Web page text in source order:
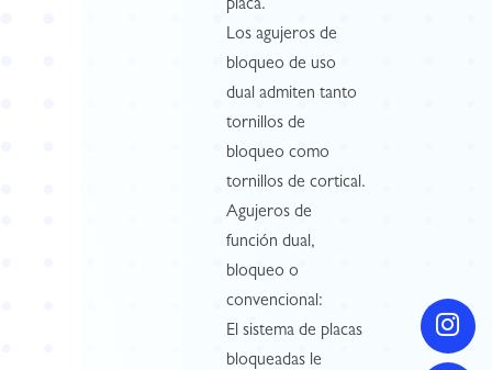
placa.
Los agujeros de
bloqueo de uso
dual admiten tanto
tornillos de
bloqueo como
tornillos de cortical.
Agujeros de
función dual,
bloqueo o
convencional:
El sistema de placas
bloqueadas le